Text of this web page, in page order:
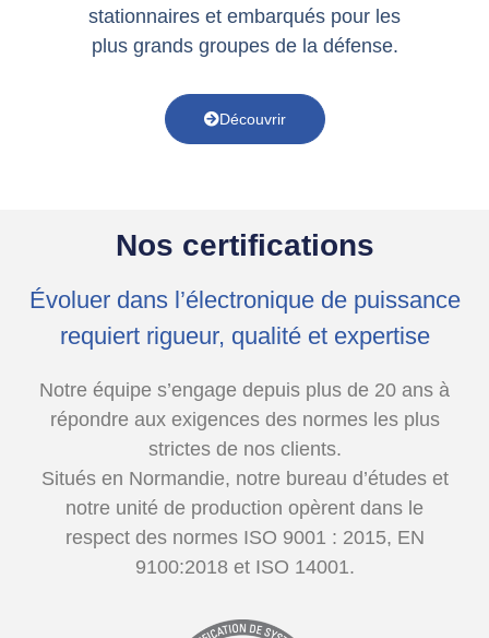
stationnaires et embarqués pour les
plus grands groupes de la défense.
Découvrir
Nos certifications
Évoluer dans l’électronique de puissance
requiert rigueur, qualité et expertise
Notre équipe s’engage depuis plus de 20 ans à
répondre aux exigences des normes les plus
strictes de nos clients.
Situés en Normandie, notre bureau d’études et
notre unité de production opèrent dans le
respect des normes ISO 9001 : 2015, EN
9100:2018 et ISO 14001.